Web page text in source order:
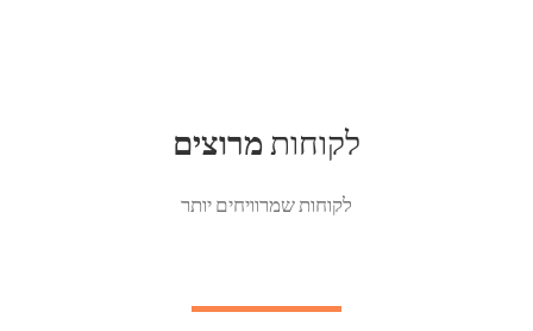
לקוחות ​מרוצים
לקוחות שמרוויחים יותר